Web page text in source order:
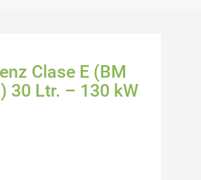
Clase E (BM
30 Ltr. – 130 kW